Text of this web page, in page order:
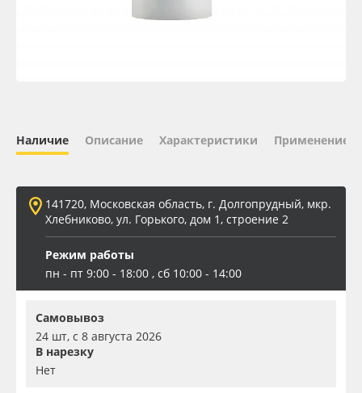
ПЭТ листовой
Вспененный ПВХ
Баннер
Заготовки для сувениров
Наличие Описание Характеристики Применение
141720, Московская область, г. Долгопрудный, мкр.
Хлебниково, ул. Горького, дом 1, строение 2
Режим работы
пн - пт 9:00 - 18:00 , сб 10:00 - 14:00
Самовывоз
24 шт, с 8 августа 2026
В нарезку
Нет